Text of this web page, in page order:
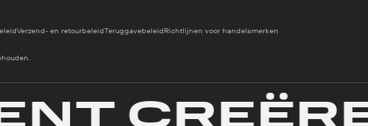
Verzend- en retourbeleidTeruggavebeleidRichtlijnen voor handelsmerken
CREËREN